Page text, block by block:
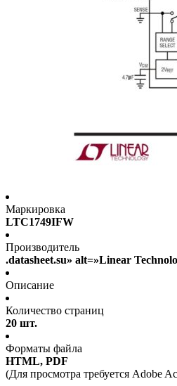
Маркировка
LTC1749IFW
Производитель
.datasheet.su» alt=»Linear
Описание
Количество страниц
20 шт.
Форматы файла
HTML, PDF
(Для просмотра требуется Adobe